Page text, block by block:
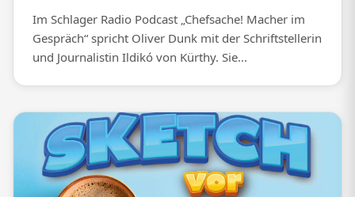
Im Schlager Radio Podcast „Chefsache! Macher im
Gespräch“ spricht Oliver Dunk mit der Schriftstellerin
und Journalistin Ildikó von Kürthy. Sie...